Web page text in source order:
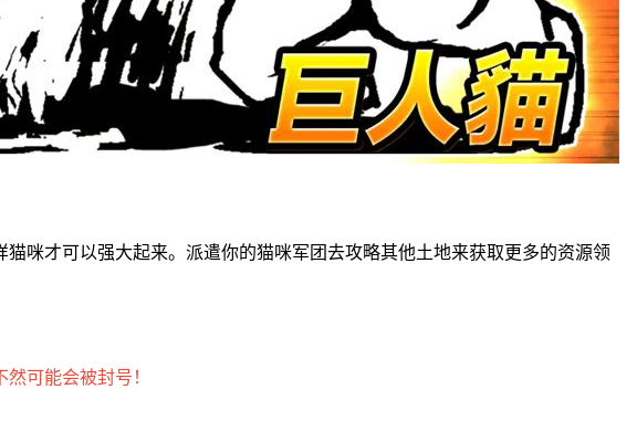
咪才可以强大起来。派遣你的猫咪军团去攻略其他土地来获取更多的资源领
可能会被封号！